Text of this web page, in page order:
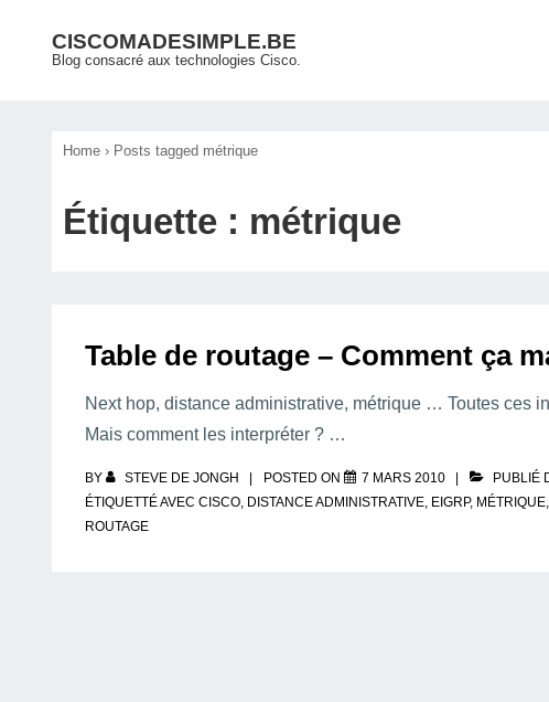
CISCOMADESIMPLE.BE
Blog consacré aux technologies Cisco.
Home › Posts tagged métrique
Étiquette : métrique
Table de routage – Comment ça
Next hop, distance administrative, métrique … Toutes ces
Mais comment les interpréter ? …
BY STEVE DE JONGH POSTED ON 7 MARS 2010 PUBLIÉ
ÉTIQUETTÉ AVEC CISCO, DISTANCE ADMINISTRATIVE, EIGRP, MÉTRIQUE,
ROUTAGE